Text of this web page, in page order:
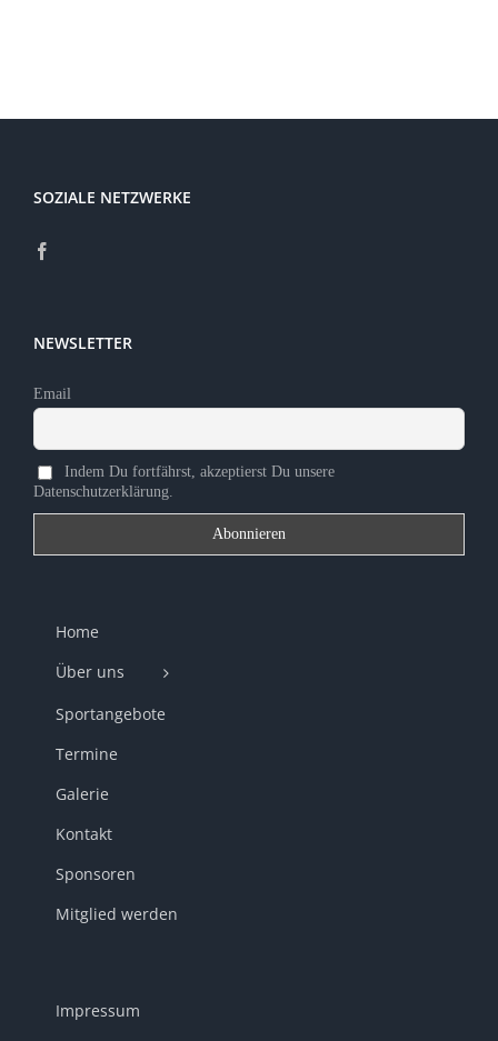
SOZIALE NETZWERKE
NEWSLETTER
Email
Indem Du fortfährst, akzeptierst Du unsere
Datenschutzerklärung.
Home
Über uns
Sportangebote
Termine
Galerie
Kontakt
Sponsoren
Mitglied werden
Impressum